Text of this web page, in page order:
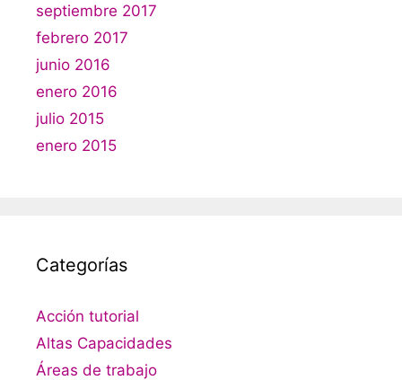
septiembre 2017
febrero 2017
junio 2016
enero 2016
julio 2015
enero 2015
Categorías
Acción tutorial
Altas Capacidades
Áreas de trabajo